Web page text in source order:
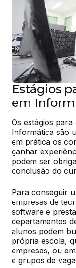
Estágios
em
Os estágios
Informática são
em prática os
ganhar
podem ser
conclusão do
Para conseguir
empresas de
software e
departamentos
alunos podem
própria escola,
empresas, ou
e grupos de